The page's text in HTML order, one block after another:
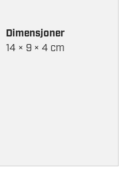
Dimensjoner
14 × 9 × 4 cm